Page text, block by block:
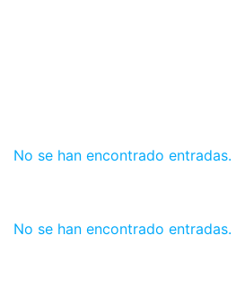
No se han encontrado entradas.
No se han encontrado entradas.